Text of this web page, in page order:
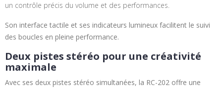
un contrôle précis du volume et des performances.
Son interface tactile et ses indicateurs lumineux facilitent le suivi
des boucles en pleine performance.
Deux pistes stéréo pour une créativité
maximale
Avec ses deux pistes stéréo simultanées, la RC-202 offre une